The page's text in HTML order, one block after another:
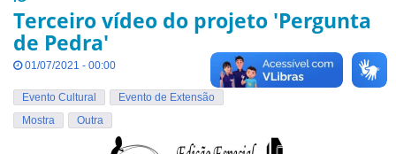
Terceiro vídeo do projeto 'Pergunta
de Pedra'
01/07/2021 - 00:00
Evento Cultural
Evento de Extensão
Mostra
Outra